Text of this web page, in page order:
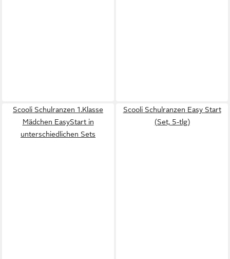
Scooli Schulranzen 1.Klasse
Mädchen EasyStart in
unterschiedlichen Sets
Scooli Schulranzen Easy Start
(Set, 5-tlg)